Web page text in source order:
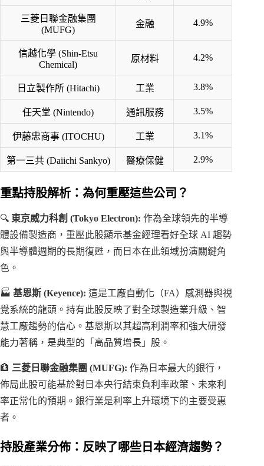
三菱日聯金融集團
(MUFG)
金融 4.9%
信越化學 (Shin-Etsu
Chemical)
原材料 4.2%
日立製作所 (Hitachi) 工業 3.8%
任天堂 (Nintendo) 通訊服務 3.5%
伊藤忠商事 (ITOCHU) 工業 3.1%
第一三共 (Daiichi Sankyo) 醫療保健 2.9%
重點持股解析：為何重壓這些公司？
🔍 東京威力科創 (Tokyo Electron): 作為全球領先的半導
體設備製造商，重壓此股顯示基金經理看好全球 AI 趨勢
與半導體週期的長期復甦，而日本在此領域扮演關鍵角
色。
🏭 基恩斯 (Keyence): 這是工廠自動化（FA）感測器與視
覺系統的龍頭。持有此股反映了對全球製造業升級、智
慧工廠趨勢的信心。基恩斯以其超高利潤率和強大研發
能力著稱，是典型的「高品質增長」股。
🏦 三菱日聯金融集團 (MUFG): 作為日本最大的銀行，
佈局此股可能基於對日本央行結束負利率政策、未來利
率正常化的預期。銀行業是利率上升環境下的主要受惠
者。
持股產業分佈：反映了哪些日本經濟趨勢？